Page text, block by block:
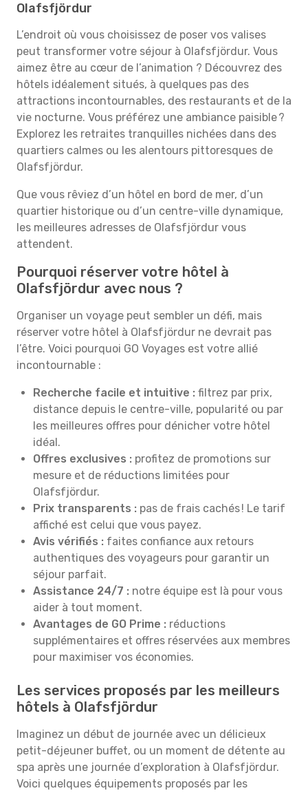
Olafsfjördur
L’endroit où vous choisissez de poser vos valises
peut transformer votre séjour à Olafsfjördur. Vous
aimez être au cœur de l’animation ? Découvrez des
hôtels idéalement situés, à quelques pas des
attractions incontournables, des restaurants et de la
vie nocturne. Vous préférez une ambiance paisible ?
Explorez les retraites tranquilles nichées dans des
quartiers calmes ou les alentours pittoresques de
Olafsfjördur.
Que vous rêviez d’un hôtel en bord de mer, d’un
quartier historique ou d’un centre-ville dynamique,
les meilleures adresses de Olafsfjördur vous
attendent.
Pourquoi réserver votre hôtel à
Olafsfjördur avec nous ?
Organiser un voyage peut sembler un défi, mais
réserver votre hôtel à Olafsfjördur ne devrait pas
l’être. Voici pourquoi GO Voyages est votre allié
incontournable :
Recherche facile et intuitive : filtrez par prix,
distance depuis le centre-ville, popularité ou par
les meilleures offres pour dénicher votre hôtel
idéal.
Offres exclusives : profitez de promotions sur
mesure et de réductions limitées pour
Olafsfjördur.
Prix transparents : pas de frais cachés ! Le tarif
affiché est celui que vous payez.
Avis vérifiés : faites confiance aux retours
authentiques des voyageurs pour garantir un
séjour parfait.
Assistance 24/7 : notre équipe est là pour vous
aider à tout moment.
Avantages de GO Prime : réductions
supplémentaires et offres réservées aux membres
pour maximiser vos économies.
Les services proposés par les meilleurs
hôtels à Olafsfjördur
Imaginez un début de journée avec un délicieux
petit-déjeuner buffet, ou un moment de détente au
spa après une journée d’exploration à Olafsfjördur.
Voici quelques équipements proposés par les